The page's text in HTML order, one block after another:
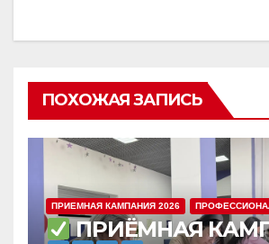
ПОХОЖАЯ ЗАПИСЬ
ПРИЕМНАЯ КАМПАНИЯ 2026
ПРИЁМНАЯ